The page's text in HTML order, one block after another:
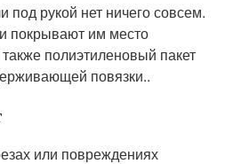
под рукой нет ничего совсем.
покрывают им место
полиэтиленовый пакет
повязки..
или повреждениях